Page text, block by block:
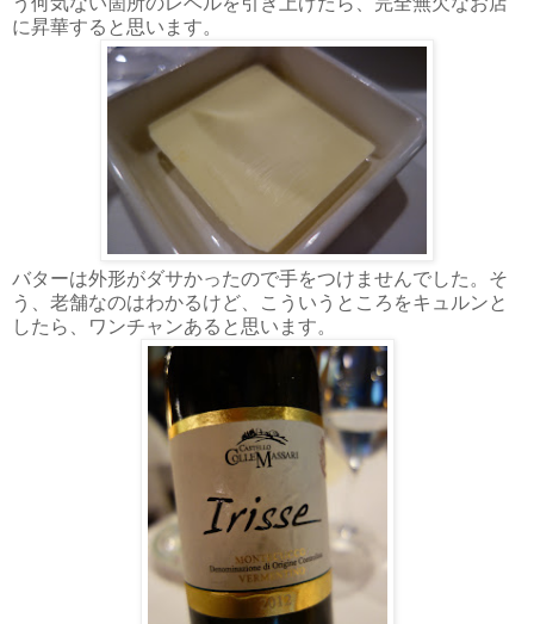
に昇華すると思います。
バターは外形がダサかったので手をつけませんでした。そ
う、老舗なのはわかるけど、こういうところをキュルンと
したら、ワンチャンあると思います。